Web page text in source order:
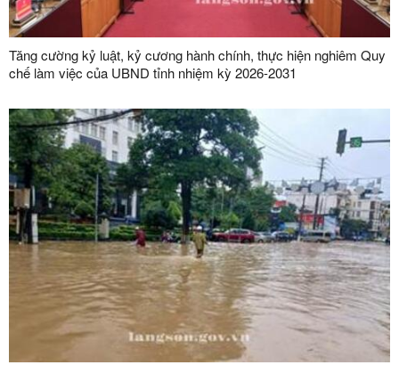
Tăng cường kỷ luật, kỷ cương hành chính, thực hiện nghiêm Quy
chế làm việc của UBND tỉnh nhiệm kỳ 2026-2031